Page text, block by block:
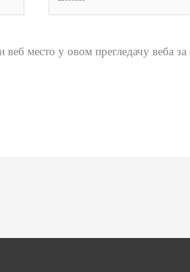
место у овом прегледачу веба